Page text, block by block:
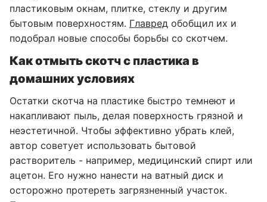
пластиковым окнам, плитке, стеклу и другим
бытовым поверхностям. Главред обобщил их и
подобрал новые способы борьбы со скотчем.
Как отмыть скотч с пластика в
домашних условиях
Остатки скотча на пластике быстро темнеют и
накапливают пыль, делая поверхность грязной и
неэстетичной. Чтобы эффективно убрать клей,
автор советует использовать бытовой
растворитель - например, медицинский спирт или
ацетон. Его нужно нанести на ватный диск и
осторожно протереть загрязненный участок.